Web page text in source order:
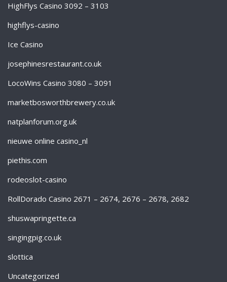
HighFlys Casino 3092 – 3103
highflys-casino
Ice Casino
josephinesrestaurant.co.uk
LocoWins Casino 3080 – 3091
marketbosworthbrewery.co.uk
natplanforum.org.uk
nieuwe online casino_nl
piethis.com
rodeoslot-casino
RollDorado Casino 2671 – 2674, 2676 – 2678, 2682
shuswapringette.ca
singingpig.co.uk
slottica
Uncategorized